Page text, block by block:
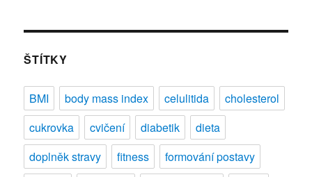
názvem
Nutrifitem
ŠTÍTKY
BMI body mass index celulitida
cholesterol
cukrovka
cvičení diabetik
dieta
doplněk stravy
fitness
formování postavy